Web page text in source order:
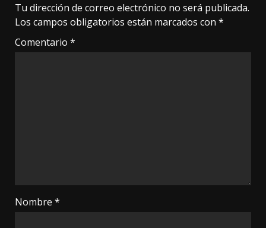
Tu dirección de correo electrónico no será publicada.
Los campos obligatorios están marcados con *
Comentario *
Nombre *